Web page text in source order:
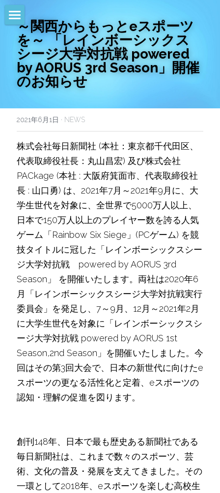
HOME
NEWS
EVENTS
COMMUNITY
COMPANY
SHOP
～関西からもっとeスポーツ
を～ 「レインボーシックス
シージ大学対抗戦 powered
by AORUS 3rd Season」開催
のお知らせ
2021年6月1日 · NEWS
株式会社毎日新聞社 (本社：東京都千代田区、
代表取締役社長：丸山昌宏) 及び株式会社
PACkage (本社 : 大阪府箕面市、代表取締役社
長 : 山口勇) は、2021年7月～2021年9月に、大
学生世代を対象に、全世界で5000万人以上、
日本で150万人以上のプレイヤー数を誇る人気
ゲーム「Rainbow Six Siege」(PCゲーム) を競
技タイトルに冠した「レインボーシックスシー
ジ大学対抗戦　powered by AORUS 3rd
Season」 を開催いたします。両社は2020年6
月「レインボーシックスシージ大学対抗戦実行
委員会」を発足し、7～9月、12月～2021年2月
に大学生世代を対象に「レインボーシックスシ
ージ大学対抗戦 powered by AORUS 1st
Season,2nd Season」を開催いたしました。今
回はその第3回大会で、日本の新世代に向けたe
スポーツの更なる活性化と定着、eスポーツの
認知・理解の促進を図ります。
創刊148年、日本で最も歴史ある新聞社である
毎日新聞社は、これまで数々のスポーツ、芸
術、文化の普及・発展を支えてきました。その
一環として2018年、eスポーツを楽しむ高校生